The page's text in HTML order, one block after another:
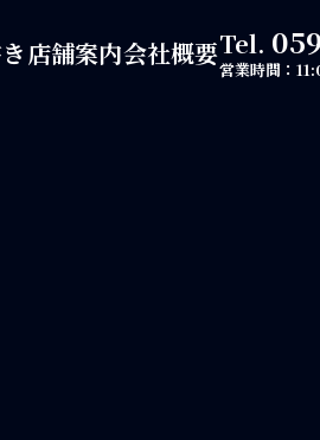
店舗案内会社概要Tel.
営業時間：